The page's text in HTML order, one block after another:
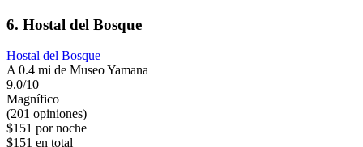
6. Hostal del Bosque
Hostal del Bosque
A 0.4 mi de Museo Yamana
9.0/10
Magnífico
(201 opiniones)
$151 por noche
$151 en total